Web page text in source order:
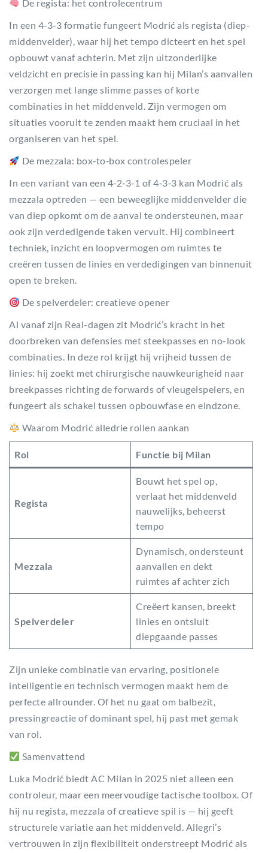
De regista: het controlecentrum
In een 4‑3‑3 formatie fungeert Modrić als regista (diep-
middenvelder), waar hij het tempo dicteert en het spel
opbouwt vanaf achterin. Met zijn uitzonderlijke
veldzicht en precisie in passing kan hij Milan’s aanvallen
verzorgen met lange slimme passes of korte
combinaties in het middenveld. Zijn vermogen om
situaties vooruit te zenden maakt hem cruciaal in het
organiseren van het spel.
De mezzala: box‑to‑box controlespeler
In een variant van een 4‑2‑3‑1 of 4‑3‑3 kan Modrić als
mezzala optreden — een beweeglijke middenvelder die
van diep opkomt om de aanval te ondersteunen, maar
ook zijn verdedigende taken vervult. Hij combineert
techniek, inzicht en loopvermogen om ruimtes te
creëren tussen de linies en verdedigingen van binnenuit
open te breken.
De spelverdeler: creatieve opener
Al vanaf zijn Real-dagen zit Modrić’s kracht in het
doorbreken van defensies met steekpasses en no-look
combinaties. In deze rol krijgt hij vrijheid tussen de
linies: hij zoekt met chirurgische nauwkeurigheid naar
breekpasses richting de forwards of vleugelspelers, en
fungeert als schakel tussen opbouwfase en eindzone.
Waarom Modrić alledrie rollen aankan
Rol Functie bij Milan
Regista
Bouwt het spel op,
verlaat het middenveld
nauwelijks, beheerst
tempo
Mezzala
Dynamisch, ondersteunt
aanvallen en dekt
ruimtes af achter zich
Spelverdeler
Creëert kansen, breekt
linies en ontsluit
diepgaande passes
Zijn unieke combinatie van ervaring, positionele
intelligentie en technisch vermogen maakt hem de
perfecte allrounder. Of het nu gaat om balbezit,
pressingreactie of dominant spel, hij past met gemak
van rol.
Samenvattend
Luka Modrić biedt AC Milan in 2025 niet alleen een
controleur, maar een meervoudige tactische toolbox. Of
hij nu regista, mezzala of creatieve spil is — hij geeft
structurele variatie aan het middenveld. Allegri’s
vertrouwen in zijn flexibiliteit onderstreept Modrić als